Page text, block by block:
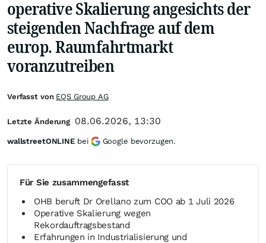
operative Skalierung angesichts der
steigenden Nachfrage auf dem
europ. Raumfahrtmarkt
voranzutreiben
Für Sie zusammengefasst
OHB beruft Dr Orellano zum COO ab 1 Juli 2026
Operative Skalierung wegen
Rekordauftragsbestand
Erfahrungen in Industrialisierung und
Verfasst von EQS Group AG
Letzte Änderung 08.06.2026, 13:30
wallstreetONLINE bei Google bevorzugen.